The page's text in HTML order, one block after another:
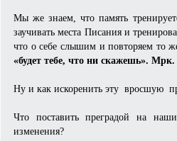
Мы же знаем, что память
заучивать места Писания и
что о себе слышим и повторяем то
«будет тебе, что ни скажешь». Мрк.
Ну и как искоренить эту вросшую
Что поставить преградой на
изменения?